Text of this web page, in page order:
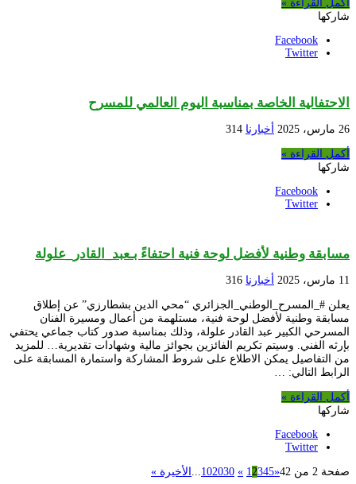
أكمل القراءة »
شاركها
Facebook
Twitter
الاحتفالية الخاصة بمناسبة اليوم العالمي للمسرح
26 مارس، 2025 أخبارنا 314
أكمل القراءة »
شاركها
Facebook
Twitter
مسابقة وطنية لأفضل لوحة فنية احتفاءً بـعبد_القادر_علولة
11 مارس، 2025 أخبارنا 316
يعلن #_المسرح_الوطني_الجزائري “محي الدين بشطارزي” عن إطلاق
مسابقة وطنية لأفضل لوحة فنية، مستلهمة من أعمال ومسيرة الفنان
المسرحي الكبير عبد القادر علولة، وذلك بمناسبة صدور كتاب جماعي يحتفي
بإرثه الفني. وسيتم تكريم الفائزين بجوائز مالية وشهادات تقديرية… للمزيد
من التفاصيل يمكن الاطلاع على شروط المشاركة واستمارة المسابقة على
الرابط التالي: …
أكمل القراءة »
شاركها
Facebook
Twitter
صفحة 2 من 42 «
12345
»
102030
... الأخيرة »